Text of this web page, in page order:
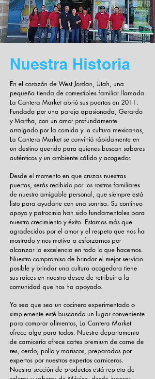
Nuestra Historia
En el corazón de West Jordan, Utah, una
pequeña tienda de comestibles familiar llamada
La Cantera Market abrió sus puertas en 2011.
Fundada por una pareja apasionada, Gerardo
y Martha, con un amor profundamente
arraigado por la comida y la cultura mexicanas,
La Cantera Market se convirtió rápidamente en
un destino querido para quienes buscan sabores
auténticos y un ambiente cálido y acogedor. ​
Desde el momento en que cruzas nuestras
puertas, serás recibido por los rostros familiares
de nuestro amigable personal, que siempre está
listo para ayudarte con una sonrisa. Su continuo
apoyo y patrocinio han sido fundamentales para
nuestro crecimiento y éxito. Estamos más que
agradecidos por el amor y el respeto que nos ha
mostrado y nos motiva a esforzarnos por
alcanzar la excelencia en todo lo que hacemos.
Nuestro compromiso de brindar el mejor servicio
posible y brindar una cultura acogedora tiene
sus raíces en nuestro deseo de retribuir a la
comunidad que nos ha apoyado. ​​
Ya sea que sea un cocinero experimentado o
simplemente esté buscando un lugar conveniente
para comprar alimentos, La Cantera Market
ofrece algo para todos. Nuestro departamento
de carnicería ofrece cortes premium de carne de
res, cerdo, pollo y mariscos, preparados por
expertos por nuestros expertos carniceros.
Nuestra sección de productos está repleta de